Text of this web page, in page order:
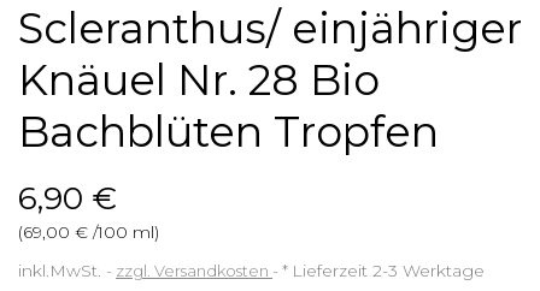
Scleranthus/ einjähriger
Knäuel Nr. 28 Bio
Bachblüten Tropfen
6,90 €
(69,00 € /100 ml)
inkl.MwSt.
zzgl. Versandkosten * Lieferzeit 2-3 Werktage